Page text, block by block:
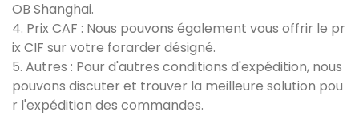
OB Shanghai.
4. Prix CAF : Nous pouvons également vous offrir le pr
ix CIF sur votre forarder désigné.
5. Autres : Pour d'autres conditions d'expédition, nous
pouvons discuter et trouver la meilleure solution pou
r l'expédition des commandes.